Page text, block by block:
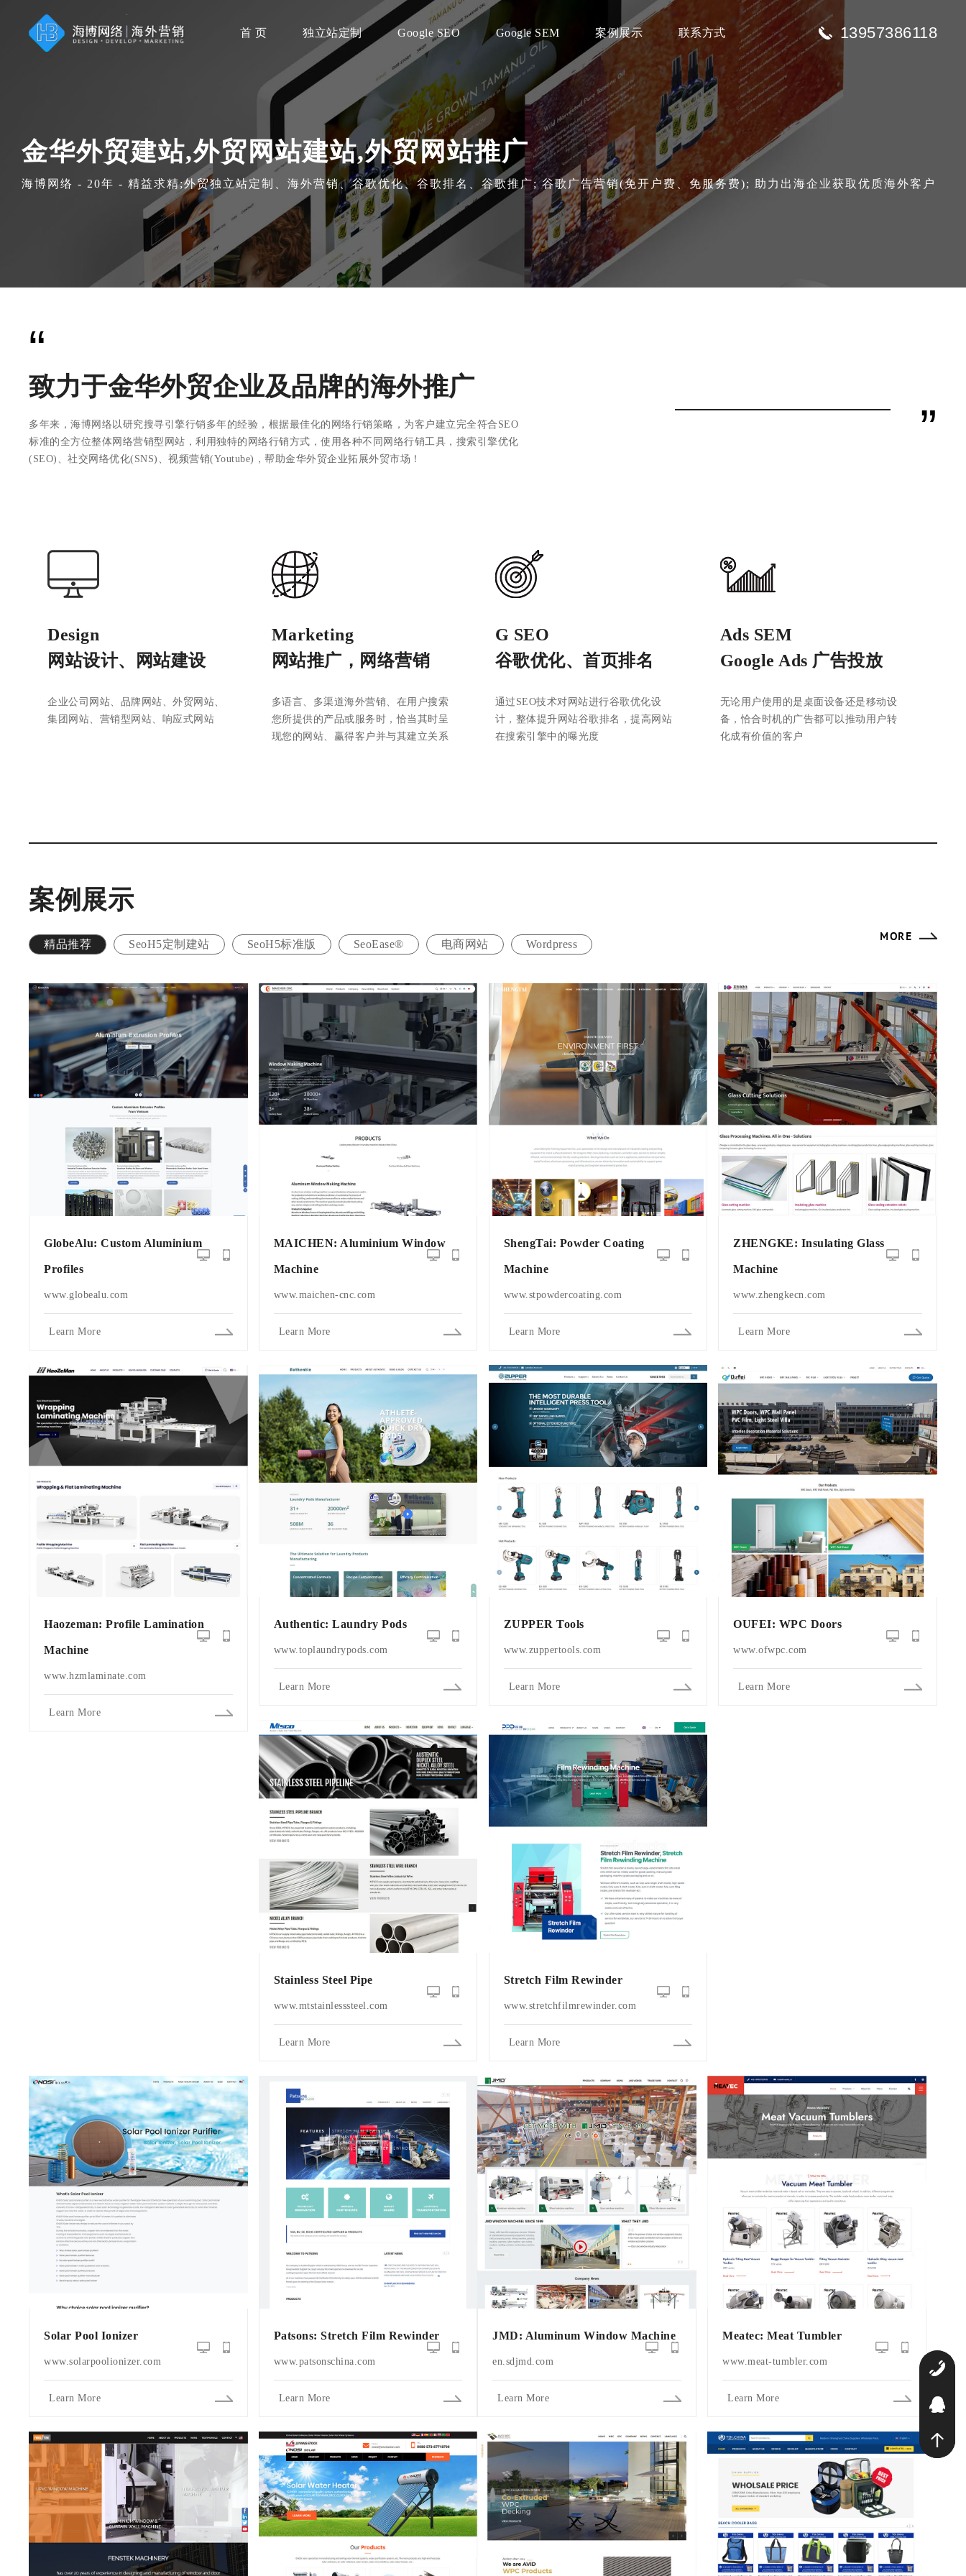
首 页 独立站定制 Google SEO Google SEM 案例展示 联系方式 13957386118
金华外贸建站,外贸网站建站,外贸网站推广
海博网络 - 20年 - 精益求精;外贸独立站定制、海外营销、谷歌优化、谷歌排名、谷歌推广; 谷歌广告营销(免开户费、免服务费); 助力出海企业获取优质海外客户
“
致力于金华外贸企业及品牌的海外推广
多年来，海博网络以研究搜寻引擎行销多年的经验，根据最佳化的网络行销策略，为客户建立完全符合SEO
标准的全方位整体网络营销型网站，利用独特的网络行销方式，使用各种不同网络行销工具，搜索引擎优化
(SEO)、社交网络优化(SNS)、视频营销(Youtube)，帮助金华外贸企业拓展外贸市场！
”
Design
网站设计、网站建设
企业公司网站、品牌网站、外贸网站、
集团网站、营销型网站、响应式网站
Marketing
网站推广，网络营销
多语言、多渠道海外营销、在用户搜索
您所提供的产品或服务时，恰当其时呈
现您的网站、赢得客户并与其建立关系
G SEO
谷歌优化、首页排名
通过SEO技术对网站进行谷歌优化设
计，整体提升网站谷歌排名，提高网站
在搜索引擎中的曝光度
Ads SEM
Google Ads 广告投放
无论用户使用的是桌面设备还是移动设
备，恰合时机的广告都可以推动用户转
化成有价值的客户
案例展示
MORE
精品推荐 SeoH5定制建站 SeoH5标准版 SeoEase® 电商网站 Wordpress
GlobeAlu: Custom Aluminium
Profiles
www.globealu.com
Learn More
MAICHEN: Aluminium Window
Machine
www.maichen-cnc.com
Learn More
ShengTai: Powder Coating
Machine
www.stpowdercoating.com
Learn More
ZHENGKE: Insulating Glass
Machine
www.zhengkecn.com
Learn More
Haozeman: Profile Lamination
Machine
www.hzmlaminate.com
Learn More
Authentic: Laundry Pods
www.toplaundrypods.com
Learn More
ZUPPER Tools
www.zuppertools.com
Learn More
OUFEI: WPC Doors
www.ofwpc.com
Learn More
Stainless Steel Pipe
www.mtstainlesssteel.com
Learn More
Stretch Film Rewinder
www.stretchfilmrewinder.com
Learn More
Solar Pool Ionizer
www.solarpoolionizer.com
Learn More
Patsons: Stretch Film Rewinder
www.patsonschina.com
Learn More
JMD: Aluminum Window Machine
en.sdjmd.com
Learn More
Meatec: Meat Tumbler
www.meat-tumbler.com
Learn More